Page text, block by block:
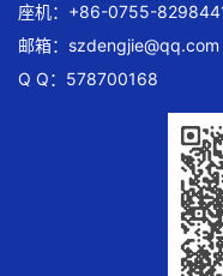
座机：+86-0755-
邮箱： szdengjie@qq.com
Q Q：578700168